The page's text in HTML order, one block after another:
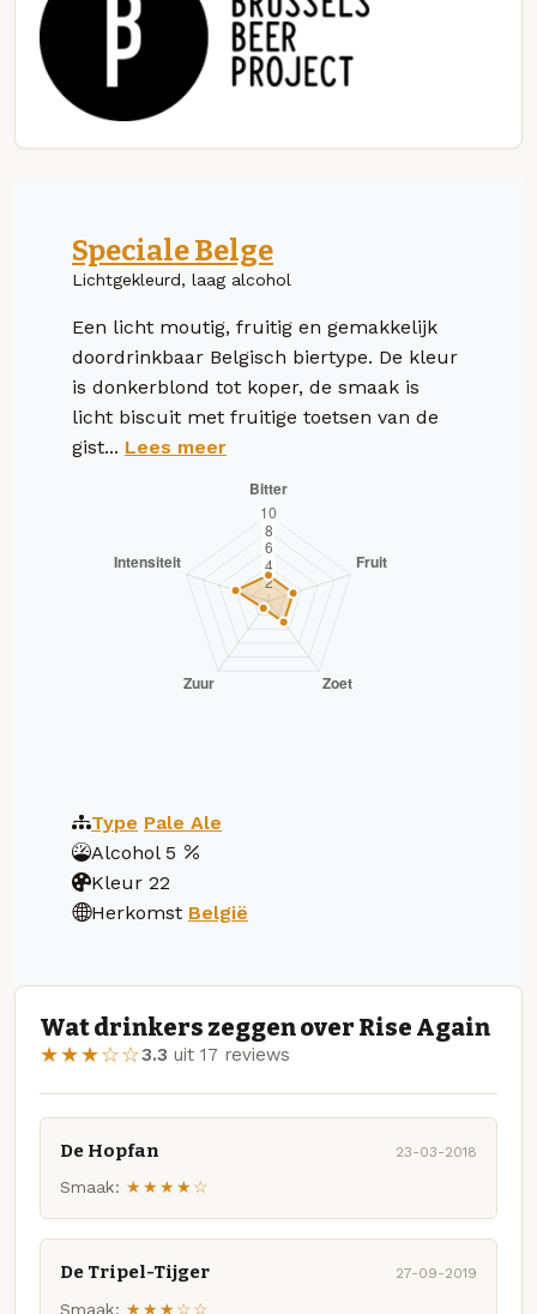
Speciale Belge
Lichtgekleurd, laag alcohol
Een licht moutig, fruitig en gemakkelijk
doordrinkbaar Belgisch biertype. De kleur
is donkerblond tot koper, de smaak is
licht biscuit met fruitige toetsen van de
gist... Lees meer
Type Pale Ale
Alcohol 5
Kleur 22
Herkomst België
Wat drinkers zeggen over Rise Again
★★★☆☆3.3 uit 17 reviews
De Hopfan 23-03-2018
Smaak: ★★★★☆
De Tripel-Tijger 27-09-2019
Smaak: ★★★☆☆